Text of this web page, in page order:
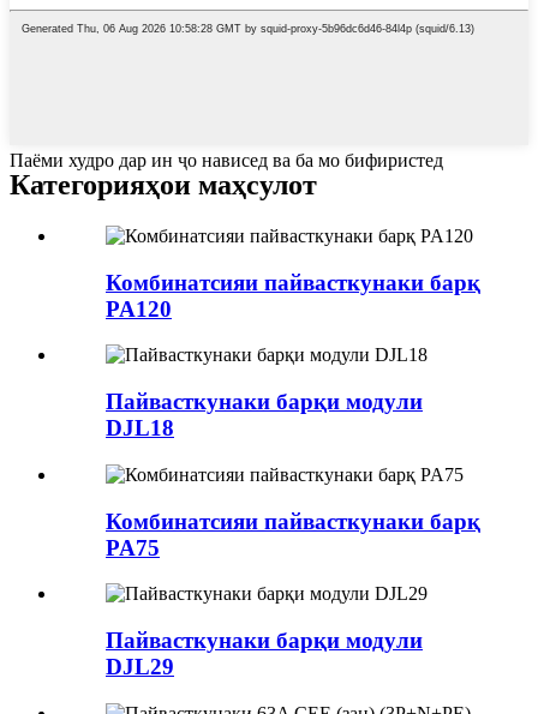
Паёми худро дар ин ҷо нависед ва ба мо бифиристед
Категорияҳои маҳсулот
Комбинатсияи пайвасткунаки барқ
​​PA120
Пайвасткунаки барқи модули
DJL18
Комбинатсияи пайвасткунаки барқ
​​PA75
Пайвасткунаки барқи модули
DJL29